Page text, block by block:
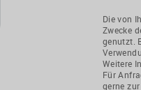
Die von
Zwecke
genutzt.
Weitere
Für
gerne